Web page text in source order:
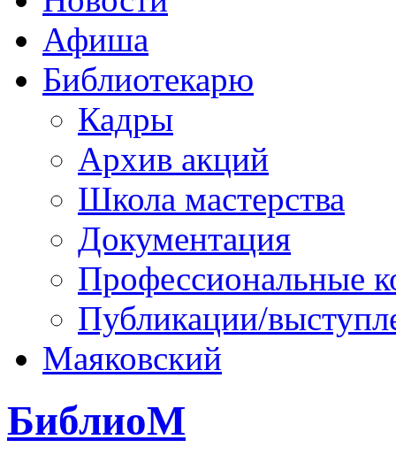
Афиша
Библиотекарю
Кадры
Архив акций
Школа мастерства
Документация
Профессиональные
Публикации/
Маяковский
БиблиоМ